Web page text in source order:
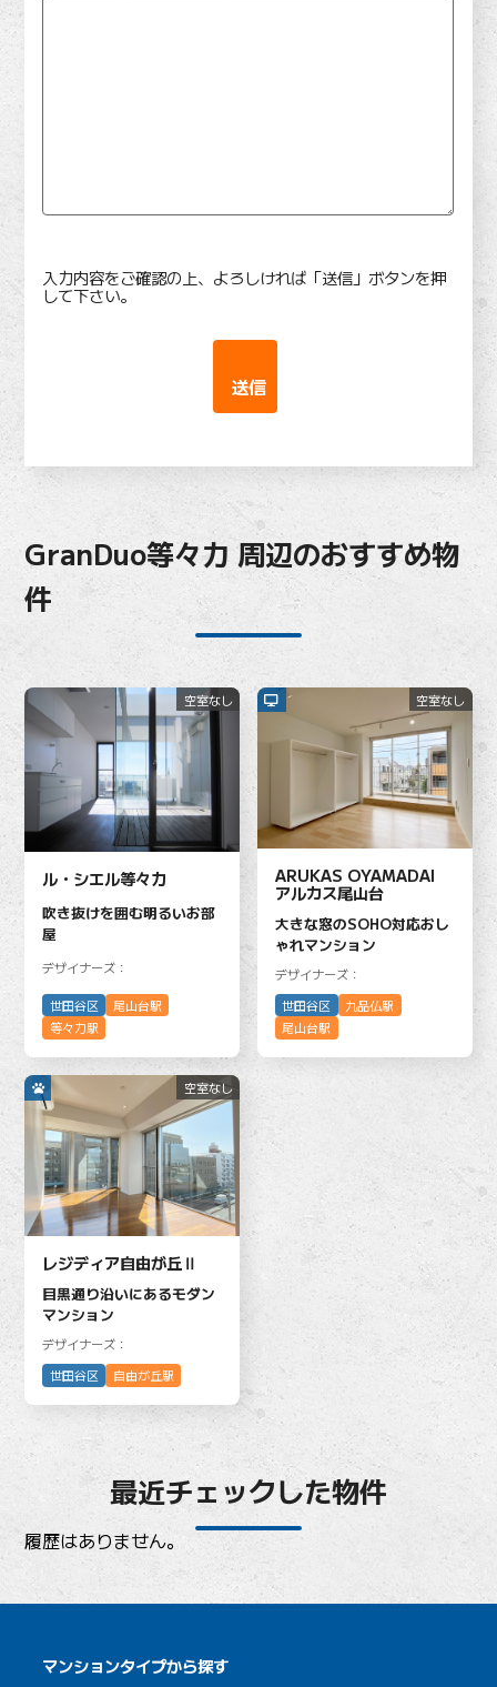
入力内容をご確認の上、よろしければ「送信」ボタンを押
して下さい。
GranDuo等々力 周辺のおすすめ物
件
ル・シエル等々力
吹き抜けを囲む明るいお部
屋
デザイナーズ：
世田谷区
尾山台駅
等々力駅
空室なし
ARUKAS OYAMADAI
アルカス尾山台
大きな窓のSOHO対応おし
ゃれマンション
デザイナーズ：
世田谷区
九品仏駅
尾山台駅
空室なし
レジディア自由が丘Ⅱ
目黒通り沿いにあるモダン
マンション
デザイナーズ：
世田谷区
自由が丘駅
空室なし
最近チェックした物件
履歴はありません。
マンションタイプから探す